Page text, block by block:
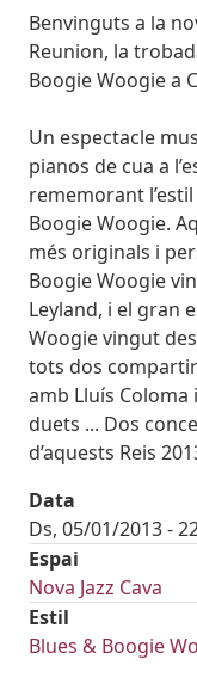
Body
Benvinguts a la
Reunion, la
Boogie Woogie a
Un espectacle
pianos de cua a
rememorant
Boogie Woogie.
més originals i
Boogie Woogie
Leyland, i el gran
Woogie vingut
tots dos
amb Lluís
duets ... Dos
d’aquests Reis
Data
Ds, 05/01/2013 -
Espai
Nova Jazz Cava
Estil
Blues & Boogie